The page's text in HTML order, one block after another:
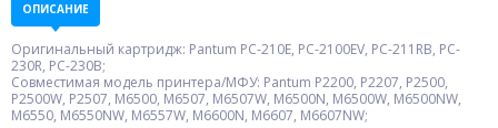
ОПИСАНИЕ
Оригинальный картридж: Pantum PC-210E, PC-2100EV, PC-211RB, PC-
230R, PC-230B;
Совместимая модель принтера/МФУ: Pantum P2200, P2207, P2500,
P2500W, P2507, M6500, M6507, M6507W, M6500N, M6500W, M6500NW,
M6550, M6550NW, M6557W, M6600N, M6607, M6607NW;